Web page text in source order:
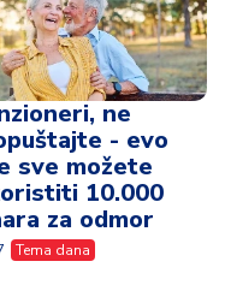
ne
- evo
sve možete
10.000
za odmor
Tema dana